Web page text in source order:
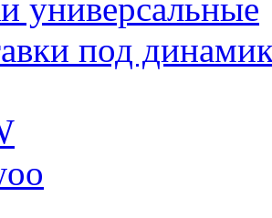
универсальные
под